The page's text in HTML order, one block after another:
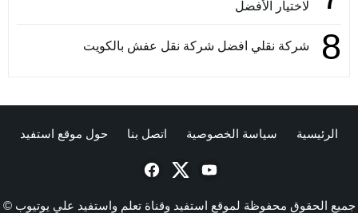
لاختيار الأفضل
8 شركة نقلي افضل شركة نقل عفش بالكويت
الرئيسية سياسة الخصوصية اتصل بنا حول موقع استفيد
جميع الحقوق محفوظة لموقع استفيد وقناة تعلم واستفيد علي يوتيوب ©